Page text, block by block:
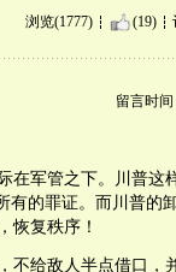
浏览(1777) (19)
留言时间
在军管之下。川普这
有的罪证。而川普的
恢复秩序！
不给敌人半点借口，